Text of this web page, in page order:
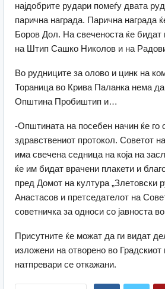
најдобрите рудари помеѓу двата
парична награда. Парична награда
Боров Дол. На свеченоста ќе бидат
на Штип Сашко Николов и на
Во рудниците за олово и цинк на
Тораница во Крива Паланка нема
Општина Пробиштип и…
-Општината на посебен начин ќе го
здравствениот протокол. Советот
има свечена седница на која на
ќе им бидат врачени плакети и
пред Домот на култура „Злетовски
Анастасов и претседателот на
советничка за односи со јавноста
Присутните ќе можат да ги видат
изложени на отворено во
натпревари се откажани.